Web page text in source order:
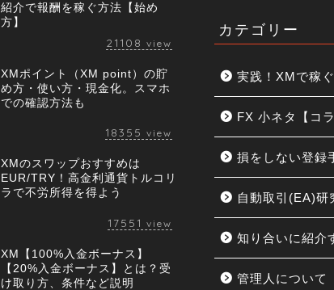
紹介で報酬を稼ぐ方法【始め
方】
21108 view
XMポイント（XM point）の貯
め方・使い方・現金化。スマホ
での確認方法も
18355 view
XMのスワップおすすめは
EUR/TRY！高金利通貨トルコリ
ラで不労所得を得よう
17551 view
XM【100%入金ボーナス】
【20%入金ボーナス】とは？受
け取り方、条件など説明
カテゴリー
実践！XMで稼ぐ
FX 小ネタ【コラ
損をしない登録
自動取引(EA)研
知り合いに紹介
管理人について